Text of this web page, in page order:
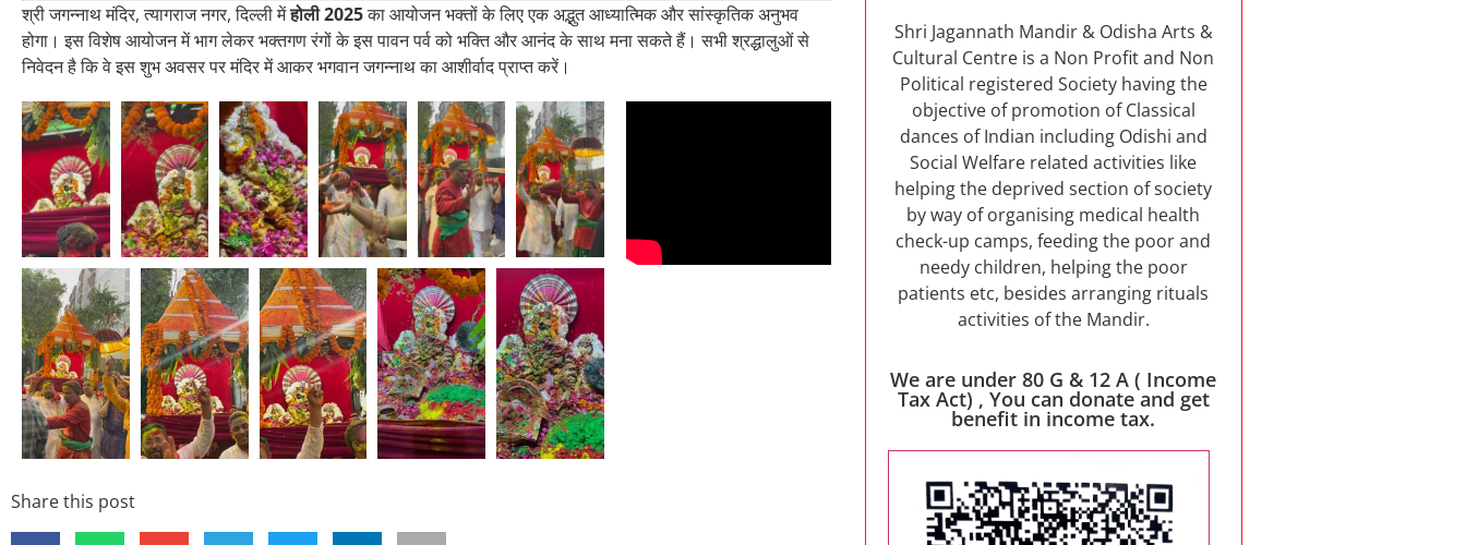
श्री जगन्नाथ मंदिर, त्यागराज नगर, दिल्ली मेंहोली 2025का आयोजन भक्तों के लिए एक अद्भुत आध्यात्मिक और सांस्कृतिक अनुभव
होगा। इस विशेष आयोजन में भाग लेकर भक्तगण रंगों के इस पावन पर्व को भक्ति और आनंद के साथ मना सकते हैं। सभी श्रद्धालुओं से
निवेदन है कि वे इस शुभ अवसर पर मंदिर में आकर भगवान जगन्नाथ का आशीर्वाद प्राप्त करें।
Share this post
Shri Jagannath Mandir & Odisha Arts &
Cultural Centre is a Non Profit and Non
Political registered Society having the
objective of promotion of Classical
dances of Indian including Odishi and
Social Welfare related activities like
helping the deprived section of society
by way of organising medical health
check-up camps, feeding the poor and
needy children, helping the poor
patients etc, besides arranging rituals
activities of the Mandir.
We are under 80 G & 12 A ( Income
Tax Act) , You can donate and get
benefit in income tax.